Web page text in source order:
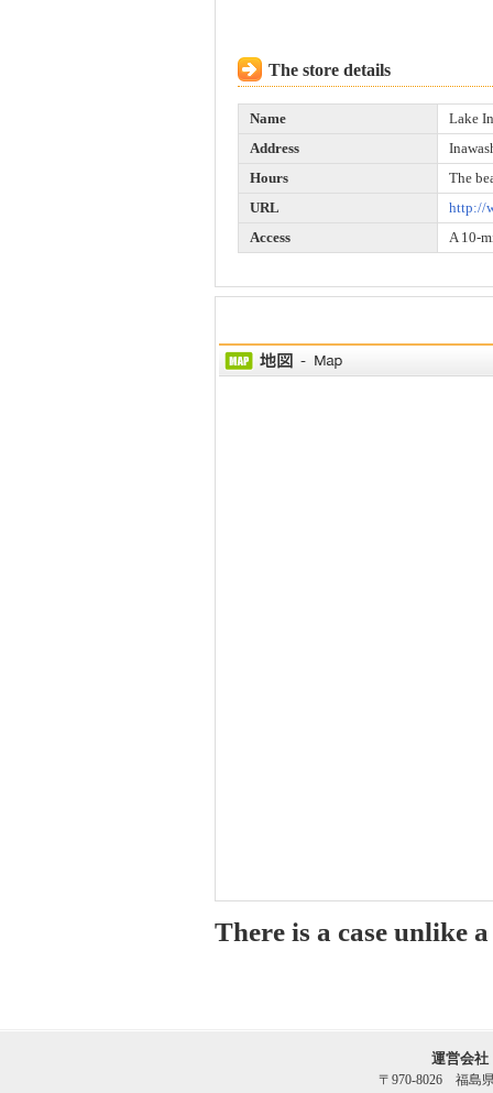
The store details
Name
Lake
Address
Hours
The
URL
http://
Access
A 10-
There is a case unlike
運営会
〒970-8026 福島